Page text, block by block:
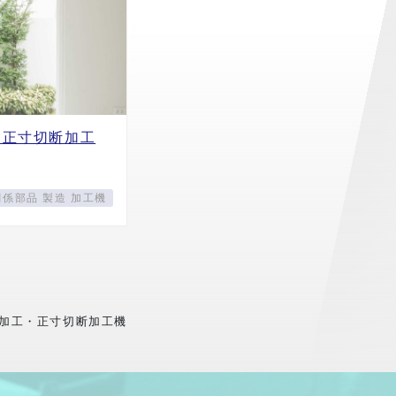
寸切断加工
係部品 製造 加工機
工・正寸切断加工機